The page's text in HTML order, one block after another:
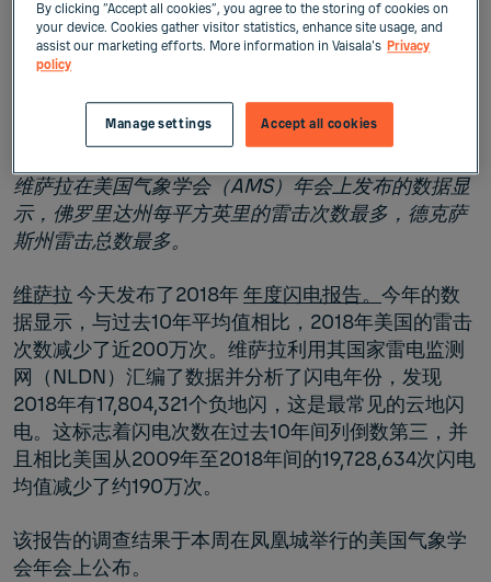
新闻发布
2018年美国雷击数量减少至约1700万次，比过去10
年平均值下降了11％
维萨拉在美国气象学会（AMS）年会上发布的数据显
示，佛罗里达州每平方英里的雷击次数最多，德克萨
斯州雷击总数最多。
维萨拉 今天发布了2018年年度闪电报告。 今年的数
据显示，与过去10年平均值相比，2018年美国的雷击
次数减少了近200万次。维萨拉利用其国家雷电监测
网（NLDN）汇编了数据并分析了闪电年份，发现
2018年有17,804,321个负地闪，这是最常见的云地闪
电。这标志着闪电次数在过去10年间列倒数第三，并
且相比美国从2009年至2018年间的19,728,634次闪电
均值减少了约190万次。
该报告的调查结果于本周在凤凰城举行的美国气象学
会年会上公布。
By clicking “Accept all cookies”, you agree to the storing of cookies on
your device. Cookies gather visitor statistics, enhance site usage, and
assist our marketing efforts. More information in Vaisala's Privacy
policy
Accept all cookies
Manage settings